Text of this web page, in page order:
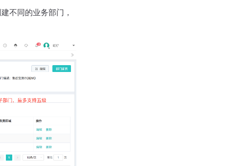
不同的业务部门，